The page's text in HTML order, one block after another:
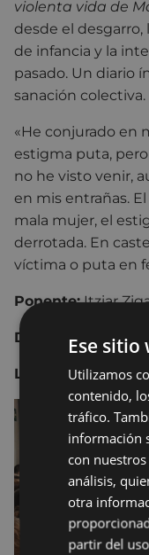
violenta vida de
desde el desgarro,
de infancia y la
pasado. Un diario
sanación
«He conjurado en
estigma puta,
no he visto venir,
en mis entrañas.
mala mujer, el
derrotada. En
víctima o puta en
Ponente:Itziar
Día y hora: 22 de
Lugar: Andretxea.
Ese
Utilizamos
contenido,
tráfico.
información
con
análisis,
otra
partir del